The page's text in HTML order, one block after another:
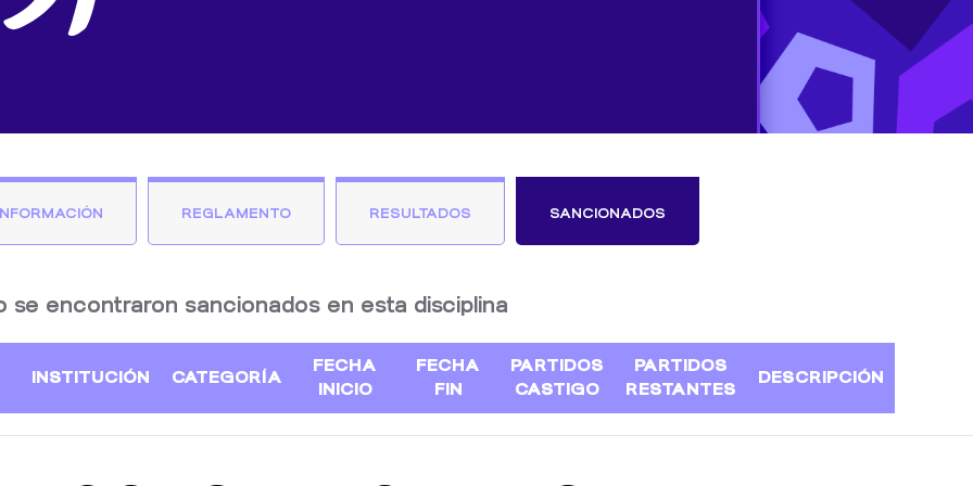
REGLAMENTO RESULTADOS SANCIONADOS
se encontraron sancionados en esta disciplina
INSTITUCIÓN CATEGORÍA
FECHA
INICIO
FECHA
FIN
PARTIDOS
CASTIGO
PARTIDOS
RESTANTES
DESCRIPCIÓN